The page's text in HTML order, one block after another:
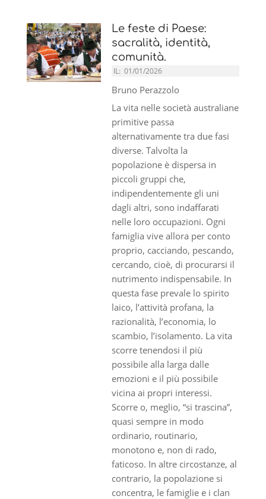
Le feste di Paese:
sacralità, identità,
comunità.
IL: 01/01/2026
Bruno Perazzolo
La vita nelle società australiane
primitive passa
alternativamente tra due fasi
diverse. Talvolta la
popolazione è dispersa in
piccoli gruppi che,
indipendentemente gli uni
dagli altri, sono indaffarati
nelle loro occupazioni. Ogni
famiglia vive allora per conto
proprio, cacciando, pescando,
cercando, cioè, di procurarsi il
nutrimento indispensabile. In
questa fase prevale lo spirito
laico, l’attività profana, la
razionalità, l’economia, lo
scambio, l’isolamento. La vita
scorre tenendosi il più
possibile alla larga dalle
emozioni e il più possibile
vicina ai propri interessi.
Scorre o, meglio, “si trascina”,
quasi sempre in modo
ordinario, routinario,
monotono e, non di rado,
faticoso. In altre circostanze, al
contrario, la popolazione si
concentra, le famiglie e i clan